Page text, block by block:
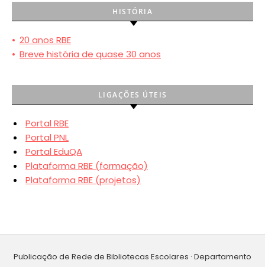
HISTÓRIA
• 20 anos RBE
• Breve história de quase 30 anos
LIGAÇÕES ÚTEIS
Portal RBE
Portal PNL
Portal EduQA
Plataforma RBE (formação)
Plataforma RBE (projetos)
Publicação de Rede de Bibliotecas Escolares · Departamento